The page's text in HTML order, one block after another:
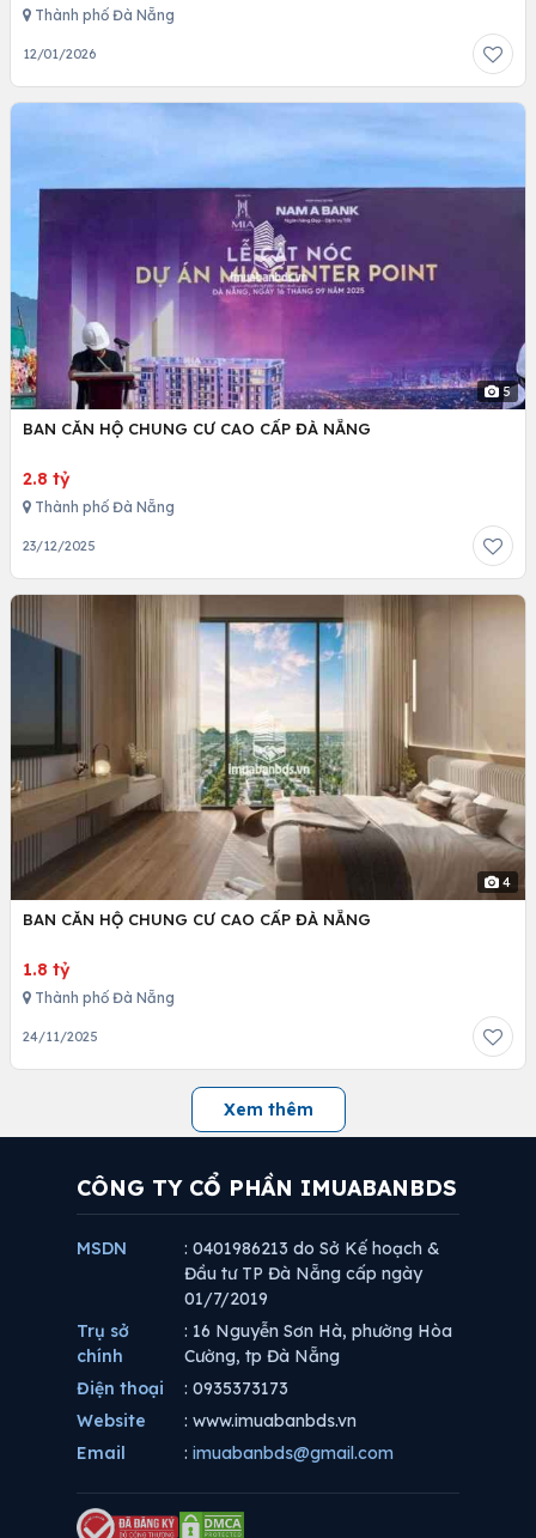
Thành phố Đà Nẵng
12/01/2026
5
BAN CĂN HỘ CHUNG CƯ CAO CẤP ĐÀ NẴNG
2.8 tỷ
Thành phố Đà Nẵng
23/12/2025
4
BAN CĂN HỘ CHUNG CƯ CAO CẤP ĐÀ NẴNG
1.8 tỷ
Thành phố Đà Nẵng
24/11/2025
Xem thêm
CÔNG TY CỔ PHẦN IMUABANBDS
MSDN
: 0401986213 do Sở Kế hoạch &
Đầu tư TP Đà Nẵng cấp ngày
01/7/2019
Trụ sở
chính
: 16 Nguyễn Sơn Hà, phường Hòa
Cường, tp Đà Nẵng
Điện thoại
: 0935373173
Website
: www.imuabanbds.vn
Email
: imuabanbds@gmail.com